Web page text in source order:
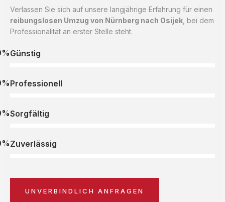
Verlassen Sie sich auf unsere langjährige Erfahrung für einen
reibungslosen Umzug von Nürnberg nach Osijek , bei dem
Professionalität an erster Stelle steht.
Günstig
Professionell
Sorgfältig
Zuverlässig
UNVERBINDLICH ANFRAGEN